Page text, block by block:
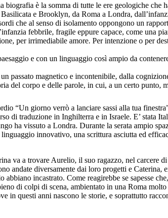
è la somma di tutte le ere geologiche che
e Brooklyn, da Roma a Londra,
che al senso di isolamento oppongono un
febbrile, fragile eppure capace, come una
per irrimediabile amore. Per intenzione o per
e con un linguaggio così ampio da
passato magnetico e incontenibile, dalla
del corpo e delle parole, in cui, a un certo punto,
“Un giorno verrò a lanciare sassi alla tua
di traduzione in Inghilterra e in Israele. E’ stata
ha vissuto a Londra. Durante la serata ampio
innovativo, una scrittura asciutta ed
va a trovare Aurelio, il suo ragazzo, nel carcere
andate diversamente dai loro progetti e Caterina,
incastrato. Come reagirebbe se sapesse
di colpi di scena, ambientato in una Roma
in questi anni nascono le storie, e soprattutto